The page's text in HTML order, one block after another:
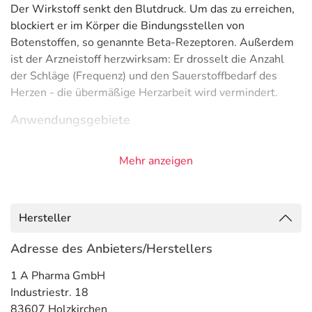
Der Wirkstoff senkt den Blutdruck. Um das zu erreichen,
blockiert er im Körper die Bindungsstellen von
Botenstoffen, so genannte Beta-Rezeptoren. Außerdem
ist der Arzneistoff herzwirksam: Er drosselt die Anzahl
der Schläge (Frequenz) und den Sauerstoffbedarf des
Herzen - die übermäßige Herzarbeit wird vermindert.
Anwendungsgebiete
- Koronare Herzkrankheit (Durchblutungsstörung des
(Tachyarrhythmien) (Herzrasen)
- Hyperkinetisches Herzsyndrom (funktionelle
ständig Hochleistung bringt (schneller Puls und große
Auswurfmenge)
Mehr anzeigen
Hersteller
Adresse des Anbieters/Herstellers
1 A Pharma GmbH
Industriestr. 18